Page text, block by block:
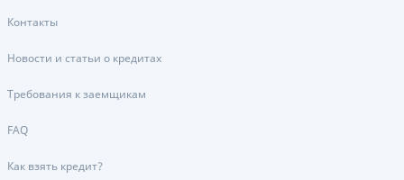
Контакты
Новости и статьи о кредитах
Требования к заемщикам
FAQ
Как взять кредит?